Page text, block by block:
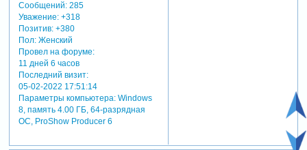
Сообщений:285
Уважение: +318
Позитив: +380
Пол:Женский
Провел на форуме:
11 дней 6 часов
Последний визит:
05-02-2022 17:51:14
Параметры компьютера:Windows
8, память 4.00 ГБ, 64-разрядная
ОС, ProShow Producer 6